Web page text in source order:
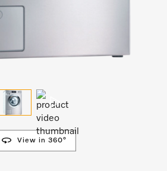
View in 360°